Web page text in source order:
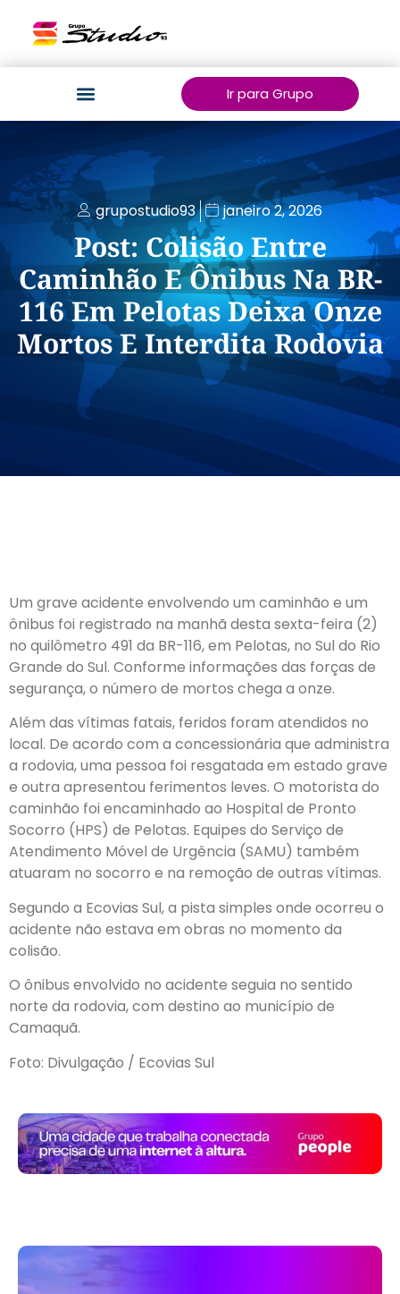
Ir para Grupo
grupostudio93 janeiro 2, 2026
Post: Colisão Entre
Caminhão E Ônibus Na BR-
116 Em Pelotas Deixa Onze
Mortos E Interdita Rodovia
Um grave acidente envolvendo um caminhão e um
ônibus foi registrado na manhã desta sexta-feira (2)
no quilômetro 491 da BR-116, em Pelotas, no Sul do Rio
Grande do Sul. Conforme informações das forças de
segurança, o número de mortos chega a onze.
Além das vítimas fatais, feridos foram atendidos no
local. De acordo com a concessionária que administra
a rodovia, uma pessoa foi resgatada em estado grave
e outra apresentou ferimentos leves. O motorista do
caminhão foi encaminhado ao Hospital de Pronto
Socorro (HPS) de Pelotas. Equipes do Serviço de
Atendimento Móvel de Urgência (SAMU) também
atuaram no socorro e na remoção de outras vítimas.
Segundo a Ecovias Sul, a pista simples onde ocorreu o
acidente não estava em obras no momento da
colisão.
O ônibus envolvido no acidente seguia no sentido
norte da rodovia, com destino ao município de
Camaquã.
Foto: Divulgação / Ecovias Sul